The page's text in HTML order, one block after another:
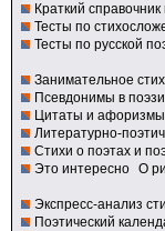
Краткий справочник
Тесты по
Тесты по русской
Занимательное
Псевдонимы в
Цитаты и афоризмы
Литературно-
Стихи о поэтах и
Это интересно О
Экспресс-анализ
Поэтический